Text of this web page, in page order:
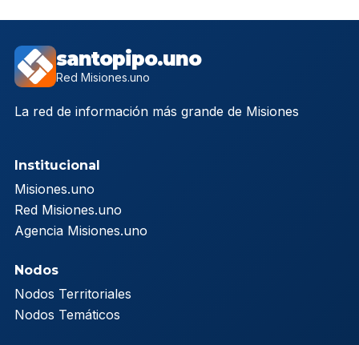
santopipo.uno
Red Misiones.uno
La red de información más grande de Misiones
Institucional
Misiones.uno
Red Misiones.uno
Agencia Misiones.uno
Nodos
Nodos Territoriales
Nodos Temáticos